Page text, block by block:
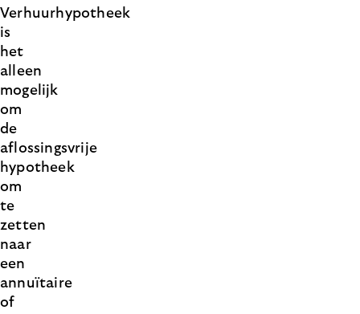
Verhuurhypotheek
is
het
alleen
mogelijk
om
de
aflossingsvrije
hypotheek
om
te
zetten
naar
een
annuïtaire
of